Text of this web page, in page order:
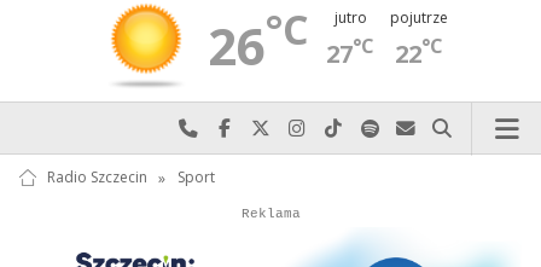
26°C jutro
27°C
pojutrze
22°C
Najlepiej po prostu do nas zadzwoń
Odwiedź nas na Facebook-u
Odwiedź nas na X
Odwiedź nas na Instagram-ie
Odwiedź nas na TikTok-u
Szukaj nas na Spotify
Wyślij do nas
Szukaj
Radio Szczecin » Sport
Autopromocja
Reklama